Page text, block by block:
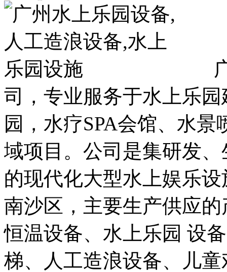
广
司，专业服务于水上乐
园，水疗SPA会馆、水
域项目。公司是集研发
的现代化大型水上娱乐
南沙区，主要生产供应
恒温设备、水上乐园 设
梯、人工造浪设备、儿